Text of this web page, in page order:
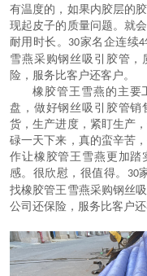
有温度的，如果内胶层的
现起皮子的质量问题。就
耐用时长。 30家名企连续4
雪燕采购钢丝吸引胶管
险，服务比客户还客户。
橡胶管王雪燕的主要
盘，做好钢丝吸引胶管销
货，生产进度，紧盯生产
碌一天下来，真的蛮辛苦
作让橡胶管王雪燕更加踏
感。很欣慰，很值得。 30
找橡胶管王雪燕采购钢丝
公司还保险，服务比客户